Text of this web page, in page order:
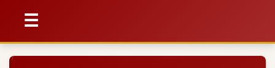
☰